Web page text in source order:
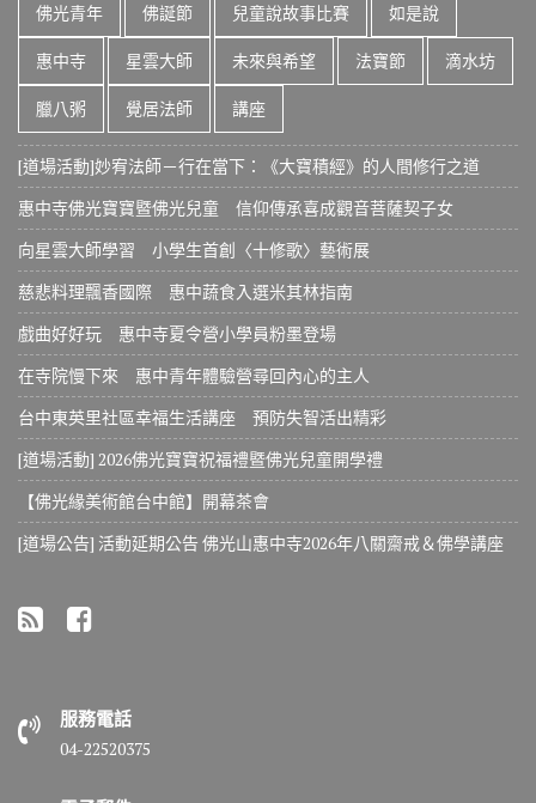
佛光青年 佛誕節 兒童說故事比賽 如是說
惠中寺 星雲大師 未來與希望 法寶節 滴水坊
臘八粥 覺居法師 講座
[道場活動]妙宥法師－行在當下：《大寶積經》的人間修行之道
惠中寺佛光寶寶暨佛光兒童 信仰傳承喜成觀音菩薩契子女
向星雲大師學習 小學生首創〈十修歌〉藝術展
慈悲料理飄香國際 惠中蔬食入選米其林指南
戲曲好好玩 惠中寺夏令營小學員粉墨登場
在寺院慢下來 惠中青年體驗營尋回內心的主人
台中東英里社區幸福生活講座 預防失智活出精彩
[道場活動] 2026佛光寶寶祝福禮暨佛光兒童開學禮
【佛光緣美術館台中館】開幕茶會
[道場公告] 活動延期公告 佛光山惠中寺2026年八關齋戒＆佛學講座
服務電話
04-22520375